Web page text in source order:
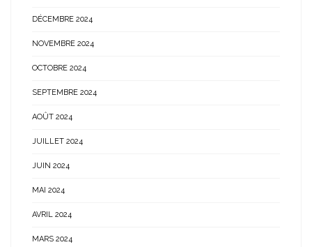
DÉCEMBRE 2024
NOVEMBRE 2024
OCTOBRE 2024
SEPTEMBRE 2024
AOÛT 2024
JUILLET 2024
JUIN 2024
MAI 2024
AVRIL 2024
MARS 2024